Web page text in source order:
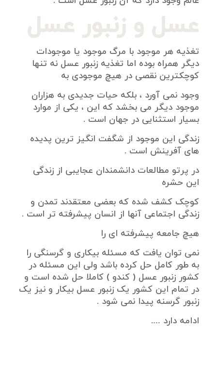
عسل و زنبور عسل
تغذیه هر موجود با مرگ موجود یا موجودات
دیگر همراه بوده اما تغذیه زنبور عسل نه تنها
کوچکترین نقصی در هیچ موجودی به
وجود نمی آورد ، بلکه حیات جدیدی به هزاران
موجود دیگر می بخشد که این ، یکی از موارد
بسیار استثنایی در جهان است .
زندگی این موجود از شگفت انگیز ترین پدیده
های آفرینش است .
در پرتو مطالعات دانشمندان عجایبی از زندگی
این حشره
کوچک کشف شده که بعضی معتقدند تمدن و
زندگی اجتماعی آنها از انسان پیشرفته تر است .
هیچ جامعه پیشرفته ای را
نمی توان یافت که مسئله بیکاری و گرسنگی را
به طور کامل حل کرده باشد ولی این مسئله در
کشور زنبور عسل ( کندو ) کاملا حل شده است و
در تمام این کشور یک زنبور عسل بیکار و نیز یک
زنبور گرسنه پیدا نمی شود .
ادامه دارد ….